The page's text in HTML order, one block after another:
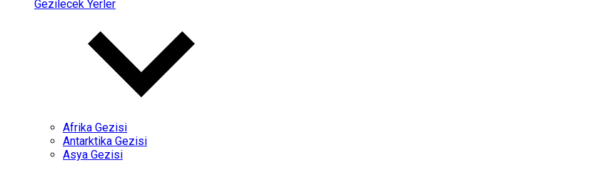
Gezilecek Yerler
Afrika Gezisi
Antarktika Gezisi
Asya Gezisi